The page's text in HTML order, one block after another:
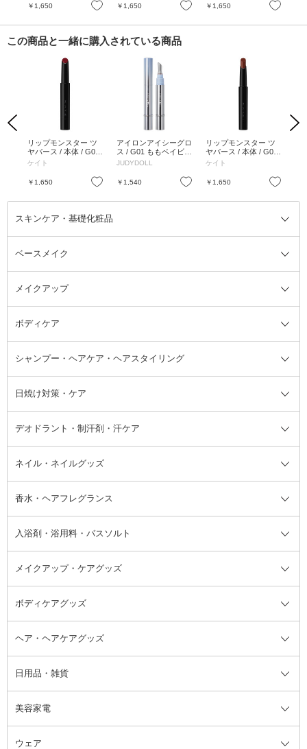
お気に入り
￥1,650 お気に入り
￥1,650 お気に入り
￥1,650
この商品と一緒に購入されている商品
Previous
お気に入り
リップモンスター ツ
ヤバース / 本体 / G05
/ 1.6g
ケイト
￥1,650 お気に入り
アイロンアイシーグロ
ス / G01 ももベイビー
/ 4g
JUDYDOLL
￥1,540 お気に入り
リップモンスター ツ
ヤバース / 本体 / G03
99.9℃ / 2g
ケイト
￥1,650
Next
スキンケア・基礎化粧品
スキンケア・基礎化粧品全て
洗顔料
美容液
オールインワン化粧品 フェイスクリーム
フェイスオイル・バーム
ブースター・導入液
洗い流すパック・マスク
リップクリーム・リップケア
顔用マッサージ料
ベースメイク
ベースメイク全て
BBクリーム
コンシーラー ファンデーション
フェイスパウダー
メイクアップ
メイクアップ全て
まつげ美容液 つけまつげ
アイシャドウ
アイブロウ・眉マスカラ
チーク
ハイライト・シェーディング
ボディケア
ボディケア全て
ボディソープ・ハンドソープ・石
けん
ボディケア
レッグ・フットケア
バストケア
ネイルケア
脱毛・除毛ケア
シャンプー・ヘアケア・ヘアスタイリング
シャンプー・ヘアケア・ヘアスタ
イリング全て
洗い流さないトリートメント
ヘアスタイリング剤
頭皮ケア・育毛剤
その他シャンプー・ヘアケア・ヘ
アスタイリング
日焼け対策・ケア
日焼け対策・ケア全て
サンオイル・タンニング
その他日焼け対策・UVケア
デオドラント・制汗剤・汗ケア
デオドラント・制汗剤・汗ケア全
て
フット用デオドラント・制汗剤・
汗ケア
ネイル・ネイルグッズ
ネイル・ネイルグッズ全て
ジェルネイル
リムーバー・除光液
香水・ヘアフレグランス
香水・ヘアフレグランス全て
フレグランスミスト
その他香水・ヘアフレグランス
入浴剤・浴用料・バスソルト
入浴剤・浴用料・バスソルト全て
バスソルト
メイクアップ・ケアグッズ
メイクアップ・ケアグッズ全て
コットン・綿棒
洗顔グッズ
ブラシ・チップ
ツィザー・毛抜き
ボディケアグッズ
ボディケアグッズ全て
マッサージ・ボディケアグッズ
かかと・角質ケアグッズ
絆創膏
ヘア・ヘアケアグッズ
ヘア・ヘアケアグッズ全て
ヘアゴム
ヘアバンド
日用品・雑貨
日用品・雑貨全て
柔軟剤
美容家電
美容家電全て
ウェア